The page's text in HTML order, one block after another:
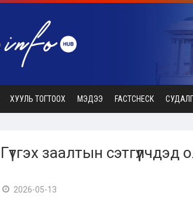
ХУУЛЬ ТОГТООХ МЭДЭЭ FACTCHECK
Гүтгэх заалтын
2026-05-13